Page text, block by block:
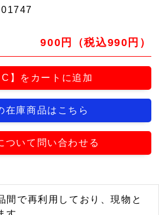
900円（税込990円）
】をカートに追加
在庫商品はこちら
ついて問い合わせる
間で再利用しており、現物と